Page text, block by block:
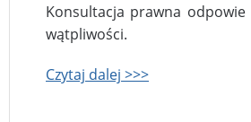
Konsultacja prawna odpowie
wątpliwości.
Czytaj dalej >>>